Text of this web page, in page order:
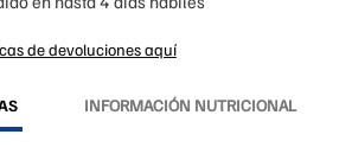
de devoluciones aquí
INFORMACIÓN NUTRICIONAL